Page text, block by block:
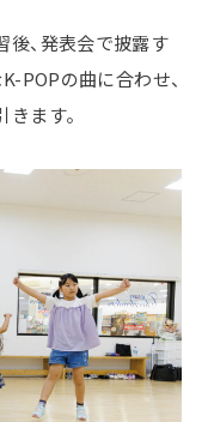
、発表会で披露す
K-POPの曲に合わせ、
ます。